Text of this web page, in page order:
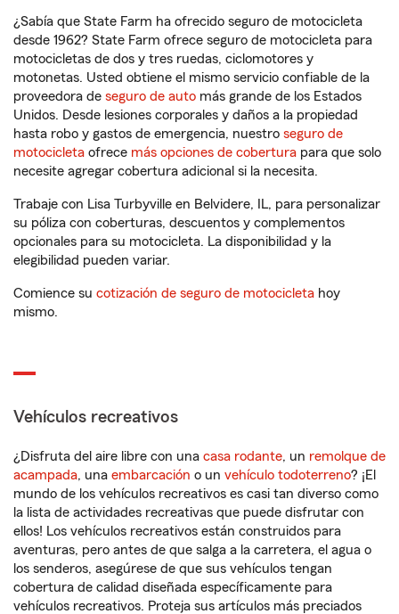
¿Sabía que State Farm ha ofrecido seguro de motocicleta
desde 1962? State Farm ofrece seguro de motocicleta para
motocicletas de dos y tres ruedas, ciclomotores y
motonetas. Usted obtiene el mismo servicio confiable de la
proveedora de seguro de auto más grande de los Estados
Unidos. Desde lesiones corporales y daños a la propiedad
hasta robo y gastos de emergencia, nuestro seguro de
motocicleta ofrece más opciones de cobertura para que solo
necesite agregar cobertura adicional si la necesita.
Trabaje con Lisa Turbyville en Belvidere, IL, para personalizar
su póliza con coberturas, descuentos y complementos
opcionales para su motocicleta. La disponibilidad y la
elegibilidad pueden variar.
Comience su cotización de seguro de motocicleta hoy
mismo.
Vehículos recreativos
¿Disfruta del aire libre con una casa rodante, un remolque de
acampada, una embarcación o un vehículo todoterreno? ¡El
mundo de los vehículos recreativos es casi tan diverso como
la lista de actividades recreativas que puede disfrutar con
ellos! Los vehículos recreativos están construidos para
aventuras, pero antes de que salga a la carretera, el agua o
los senderos, asegúrese de que sus vehículos tengan
cobertura de calidad diseñada específicamente para
vehículos recreativos. Proteja sus artículos más preciados